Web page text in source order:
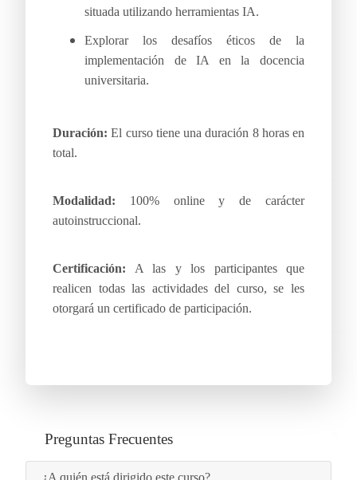
situada utilizando herramientas IA.
Explorar los desafíos éticos de la
implementación de IA en la docencia
universitaria.
Duración: El curso tiene una duración 8 horas en
total.
Modalidad: 100% online y de carácter
autoinstruccional.
Certificación: A las y los participantes que
realicen todas las actividades del curso, se les
otorgará un certificado de participación.
Preguntas Frecuentes